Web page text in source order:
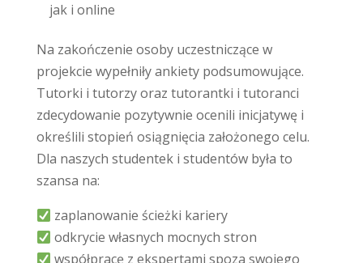
jak i online
Na zakończenie osoby uczestniczące w
projekcie wypełniły ankiety podsumowujące.
Tutorki i tutorzy oraz tutorantki i tutoranci
zdecydowanie pozytywnie ocenili inicjatywę i
określili stopień osiągnięcia założonego celu.
Dla naszych studentek i studentów była to
szansa na:
zaplanowanie ścieżki kariery
odkrycie własnych mocnych stron
współpracę z ekspertami spoza swojego